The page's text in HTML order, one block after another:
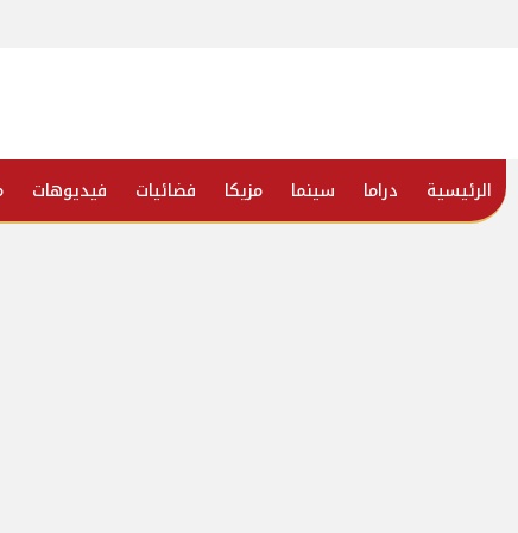
الرئيسية دراما سينما مزيكا فضائيات فيديوهات